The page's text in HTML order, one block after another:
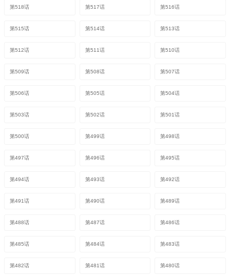
第518话 第517话 第516话
第515话 第514话 第513话
第512话 第511话 第510话
第509话 第508话 第507话
第506话 第505话 第504话
第503话 第502话 第501话
第500话 第499话 第498话
第497话 第496话 第495话
第494话 第493话 第492话
第491话 第490话 第489话
第488话 第487话 第486话
第485话 第484话 第483话
第482话 第481话 第480话